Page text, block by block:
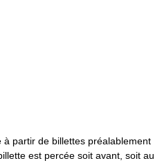
à partir de billettes préalablement
est percée soit avant, soit au